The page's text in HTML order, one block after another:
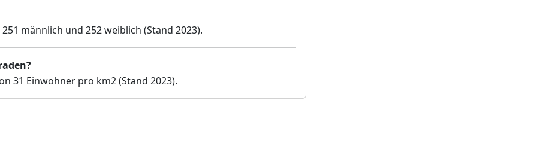
männlich und 252 weiblich (Stand 2023).
31 Einwohner pro km2 (Stand 2023).